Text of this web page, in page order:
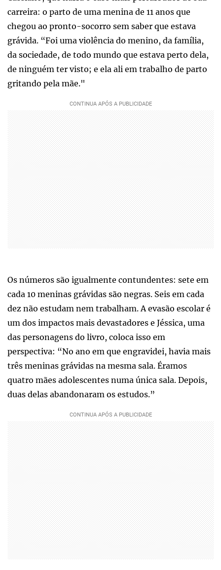
carreira: o parto de uma menina de 11 anos que
chegou ao pronto-socorro sem saber que estava
grávida. “Foi uma violência do menino, da família,
da sociedade, de todo mundo que estava perto dela,
de ninguém ter visto; e ela ali em trabalho de parto
gritando pela mãe."
Os números são igualmente contundentes: sete em
cada 10 meninas grávidas são negras. Seis em cada
dez não estudam nem trabalham. A evasão escolar é
um dos impactos mais devastadores e Jéssica, uma
das personagens do livro, coloca isso em
perspectiva: “No ano em que engravidei, havia mais
três meninas grávidas na mesma sala. Éramos
quatro mães adolescentes numa única sala. Depois,
duas delas abandonaram os estudos.”